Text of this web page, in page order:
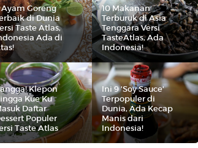
Ayam Goreng
di Dunia
Taste Atlas,
Ada di
10 Makanan
Terburuk di Asia
Tenggara Versi
TasteAtlas, Ada
Indonesia!
Klepon
Kue Ku
Daftar
Populer
Taste Atlas
Ini 9 'Soy Sauce'
Terpopuler di
Dunia, Ada Kecap
Manis dari
Indonesia!